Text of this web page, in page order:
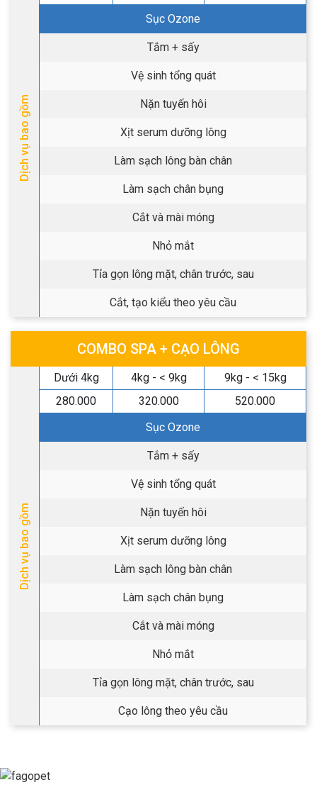
Dịch vụ bao gồm
Sục Ozone
Tắm + sấy
Vệ sinh tổng quát
Nặn tuyến hôi
Xịt serum dưỡng lông
Làm sạch lông bàn chân
Làm sạch chân bụng
Cắt và mài móng
Nhỏ mắt
Tỉa gọn lông mặt, chân trước, sau
Cắt, tạo kiểu theo yêu cầu
COMBO SPA + CẠO LÔNG
Dịch vụ bao gồm
Dưới 4kg 4kg - < 9kg
9kg - < 15kg
280.000
320.000
520.000
Sục Ozone
Tắm + sấy
Vệ sinh tổng quát
Nặn tuyến hôi
Xịt serum dưỡng lông
Làm sạch lông bàn chân
Làm sạch chân bụng
Cắt và mài móng
Nhỏ mắt
Tỉa gọn lông mặt, chân trước, sau
Cạo lông theo yêu cầu